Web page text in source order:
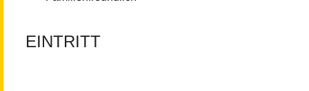
EINTRITT